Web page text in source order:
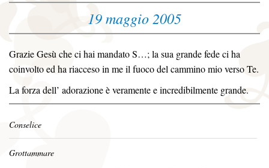
a
i
n
19 maggio 2005
Grazie Gesù che ci hai mandato S…; la sua grande fede ci ha
coinvolto ed ha riacceso in me il fuoco del cammino mio verso Te.
La forza dell’ adorazione è veramente e incredibilmente grande.
Conselice
Grottammare